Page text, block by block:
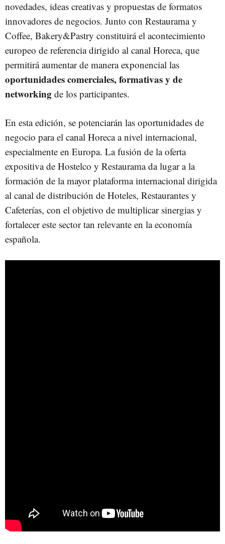
novedades, ideas creativas y propuestas de formatos
innovadores de negocios. Junto con Restaurama y
Coffee, Bakery&Pastry constituirá el acontecimiento
europeo de referencia dirigido al canal Horeca, que
permitirá aumentar de manera exponencial las
oportunidades comerciales, formativas y de
networking de los participantes.
En esta edición, se potenciarán las oportunidades de
negocio para el canal Horeca a nivel internacional,
especialmente en Europa. La fusión de la oferta
expositiva de Hostelco y Restaurama da lugar a la
formación de la mayor plataforma internacional dirigida
al canal de distribución de Hoteles, Restaurantes y
Cafeterías, con el objetivo de multiplicar sinergias y
fortalecer este sector tan relevante en la economía
española.